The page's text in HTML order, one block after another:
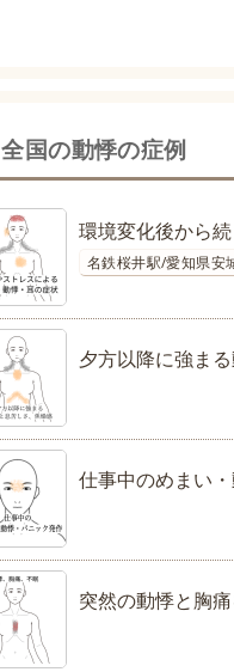
全国の動悸の症例
環境変化後から
名鉄桜井駅/愛知県安
夕方以降に強ま
仕事中のめまい
突然の動悸と胸